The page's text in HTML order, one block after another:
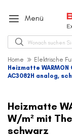
Menü
Suche
Home
Elektrische
Heizmatte WARMON
AC3082H analog,
der
Bildergalerie
springen
Heizmatte
W/m² mit
schwarz